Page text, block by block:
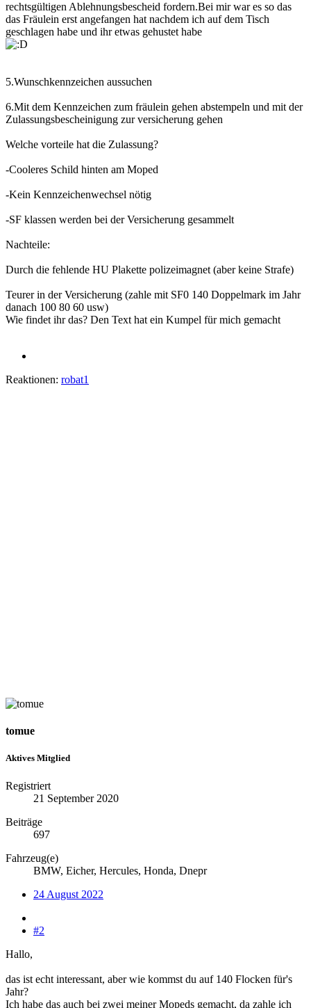
rechtsgültigen Ablehnungsbescheid fordern.Bei mir war es so das
das Fräulein erst angefangen hat nachdem ich auf dem Tisch
geschlagen habe und ihr etwas gehustet habe
5.Wunschkennzeichen aussuchen
6.Mit dem Kennzeichen zum fräulein gehen abstempeln und mit der
Zulassungsbescheinigung zur versicherung gehen
Welche vorteile hat die Zulassung?
-Cooleres Schild hinten am Moped
-Kein Kennzeichenwechsel nötig
-SF klassen werden bei der Versicherung gesammelt
Nachteile:
Durch die fehlende HU Plakette polizeimagnet (aber keine Strafe)
Teurer in der Versicherung (zahle mit SF0 140 Doppelmark im Jahr
danach 100 80 60 usw)
Wie findet ihr das? Den Text hat ein Kumpel für mich gemacht
Reaktionen: robat1
tomue
Aktives Mitglied
Registriert
21 September 2020
Beiträge
697
Fahrzeug(e)
BMW, Eicher, Hercules, Honda, Dnepr
24 August 2022
#2
Hallo,
das ist echt interessant, aber wie kommst du auf 140 Flocken für's
Jahr?
Ich habe das auch bei zwei meiner Mopeds gemacht, da zahle ich